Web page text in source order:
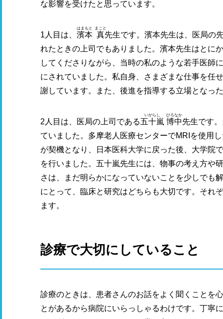
な影響を受けたと思っています。
1人目は、 濱本
はまもと
真
まこと
先生です。濱本先生は、医局の
れたときの上司でもありました。濱本先生はとに
してくださりながら、当時の私のような若手医師
にされていました。私自身、さまざまな仕事を任
謝しています。また、後進を指導する立場となっ
2人目は、医局の上司である五十嵐
いがらし
博中
ひろなか
先生です
ていました。多摩老人医療センターでMRIを使用
が契機となり、日本医科大学に戻った後、大学院
を行いました。五十嵐先生には、物事の考え方や
さは、まだ明らかになっていないことを少しでも
にとって、臨床と研究はどちらも大切です。それ
ます。
診療で大切にしていること
診療のときは、患者さんのお話をよく聞くことを
とがあるから病院にいらっしゃるわけです。丁寧